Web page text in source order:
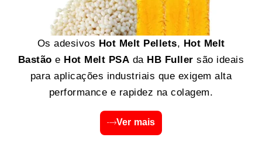
Os adesivos Hot Melt Pellets, Hot Melt
Bastão e Hot Melt PSA da HB Fuller são ideais
para aplicações industriais que exigem alta
performance e rapidez na colagem.
Ver mais